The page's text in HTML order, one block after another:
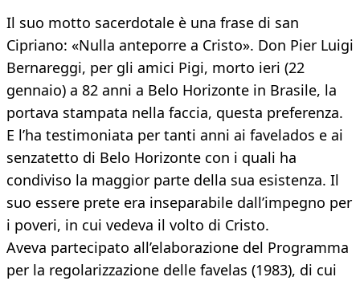
Il suo motto sacerdotale è una frase di san
Cipriano: «Nulla anteporre a Cristo». Don Pier Luigi
Bernareggi, per gli amici Pigi, morto ieri (22
gennaio) a 82 anni a Belo Horizonte in Brasile, la
portava stampata nella faccia, questa preferenza.
E l’ha testimoniata per tanti anni ai favelados e ai
senzatetto di Belo Horizonte con i quali ha
condiviso la maggior parte della sua esistenza. Il
suo essere prete era inseparabile dall’impegno per
i poveri, in cui vedeva il volto di Cristo.
Aveva partecipato all’elaborazione del Programma
per la regolarizzazione delle favelas (1983), di cui